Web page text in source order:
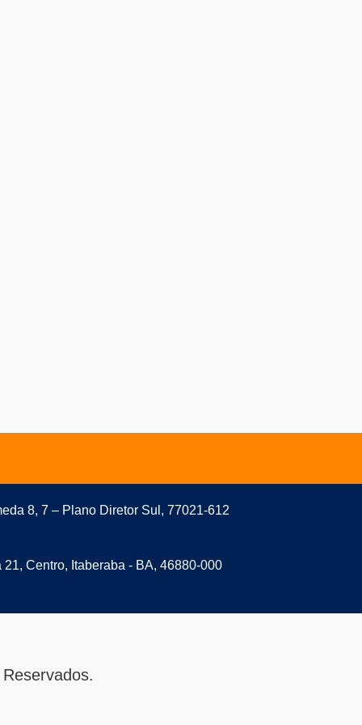
8, 7 – Plano Diretor Sul, 77021-612
Centro, Itaberaba - BA, 46880-000